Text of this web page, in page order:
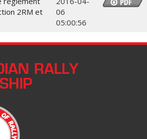
2RM et
06
05:00:56
RALLY